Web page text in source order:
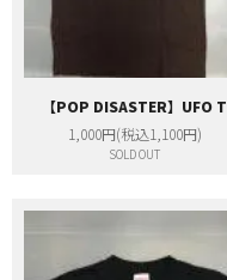
【POP DISASTER】UFO T
1,000円(税込1,100円)
SOLD OUT